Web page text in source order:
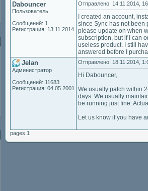
Dabouncer
Пользователь
Сообщений: 1
Регистрация: 13.11.2014
Отправлено: 14.11.2014,
I created an account,
since Sync has not been
please update on when
subscription, but if I can
useless product. I still
answered before I
Jelan
Администратор
Сообщений: 11683
Регистрация: 04.05.2001
Отправлено: 18.11.2014,
Hi Dabouncer,
We usually patch within
days. We usually
be running just fine.
Let us know if you have
pages 1